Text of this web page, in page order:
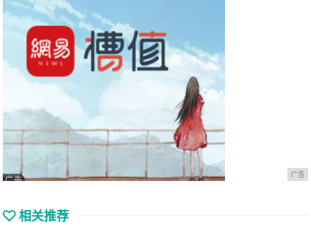
广告
相关推荐